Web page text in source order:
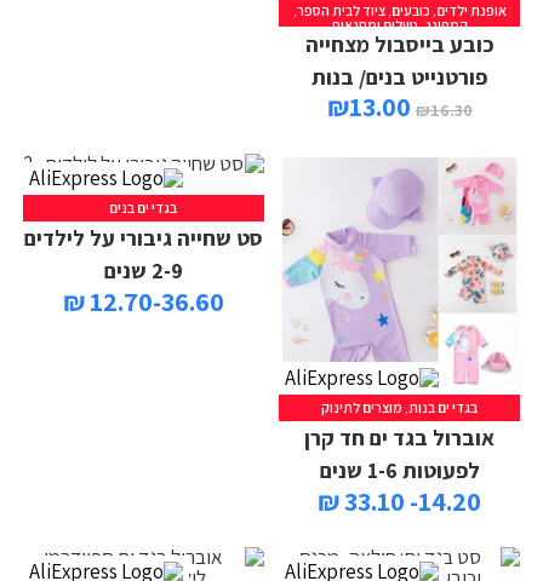
אופנת ילדים, כובעים,ציוד לבית הספר,
קמפינג, טיולים ומחנאות
כובע בייסבול מצחייה
פורטנייט בנים/ בנות
₪16.30
₪13.00
בגדי ים בנות מוצרים לתינוק
אוברול בגד ים חד קרן
לפעוטות 1-6 שנים
14.20- 33.10 ₪
בגדי ים בנים
סט שחייה גיבורי על לילדים
2-9 שנים
12.70-36.60 ₪